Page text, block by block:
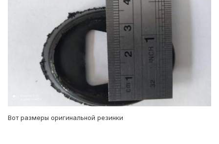
Вот размеры оригинальной резинки